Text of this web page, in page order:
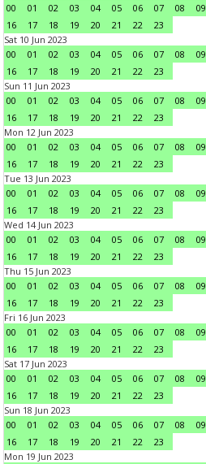
00
01 02 03 04 05 06 07 08 09
16
17 18 19 20 21 22
23
Sat 10 Jun 2023
00
01 02 03 04 05 06 07 08 09
16
17 18 19 20 21 22
23
Sun 11 Jun 2023
00
01 02 03 04 05 06 07 08 09
16
17 18 19 20 21 22
23
Mon 12 Jun 2023
00
01 02 03 04 05 06 07 08 09
16
17 18 19 20 21 22
23
Tue 13 Jun 2023
00
01 02 03 04 05 06 07 08 09
16
17 18 19 20 21 22
23
Wed 14 Jun 2023
00
01 02 03 04 05 06 07 08 09
16
17 18 19 20 21 22
23
Thu 15 Jun 2023
00
01 02 03 04 05 06 07 08 09
16
17 18 19 20 21 22
23
Fri 16 Jun 2023
00
01 02 03 04 05 06 07 08 09
16
17 18 19 20 21 22
23
Sat 17 Jun 2023
00
01 02 03 04 05 06 07 08 09
16
17 18 19 20 21 22
23
Sun 18 Jun 2023
00
01 02 03 04 05 06 07 08 09
16
17 18 19 20 21 22
23
Mon 19 Jun 2023